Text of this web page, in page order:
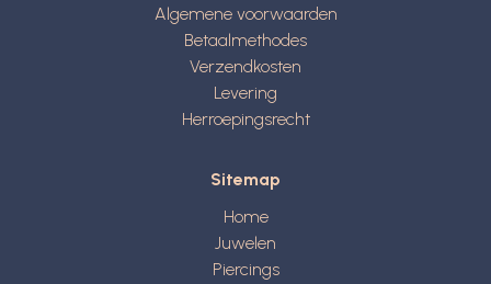
Algemene voorwaarden
Betaalmethodes
Verzendkosten
Levering
Herroepingsrecht
Sitemap
Home
Juwelen
Piercings